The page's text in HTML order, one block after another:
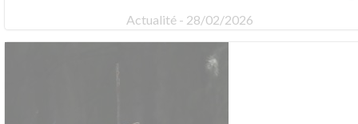
Actualité - 28/02/2026